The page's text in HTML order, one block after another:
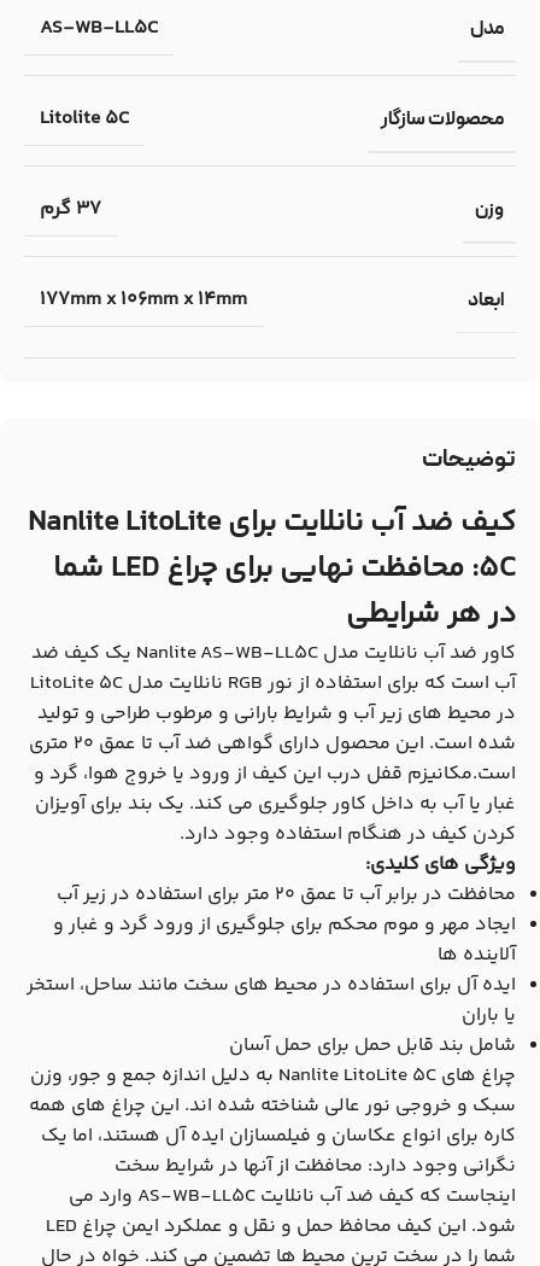
توضیحات
کیف ضد آب نانلایت برای Nanlite LitoLite
5C: محافظت نهایی برای چراغ LED شما
در هر شرایطی
کاور ضد آب نانلایت مدل Nanlite AS-WB-LL5C
یک کیف ضد
در محیط های زیر آب و شرایط بارانی و مرطوب طراحی و تولید
شده است. این محصول دارای گواهی ضد آب تا عمق 20 متری
است.مکانیزم قفل درب این کیف از ورود یا خروج هوا، گرد و
غبار یا آب به داخل کاور جلوگیری می کند. یک بند برای آویزان
کردن کیف در هنگام استفاده وجود دارد.
ویژگی های کلیدی:
محافظت در برابر آب تا عمق 20 متر برای استفاده در زیر آب
ایجاد مهر و موم محکم برای جلوگیری از ورود گرد و غبار و
آلاینده ها
ایده آل برای استفاده در محیط های سخت مانند ساحل، استخر
یا باران
شامل بند قابل حمل برای حمل آسان
چراغ های Nanlite LitoLite 5C به دلیل اندازه جمع و جور، وزن
سبک و خروجی نور عالی شناخته شده اند. این چراغ های همه
کاره برای انواع عکاسان و فیلمسازان ایده آل هستند، اما یک
نگرانی وجود دارد: محافظت از آنها در شرایط سخت
اینجاست که کیف ضد آب نانلایت AS-WB-LL5C وارد می
شود. این کیف محافظ حمل و نقل و عملکرد ایمن چراغ LED
شما را در سخت ترین محیط ها تضمین می کند. خواه در حال
مدل AS-WB-LL5C
محصولات سازگار Litolite 5C
وزن 37 گرم
ابعاد 177mm x 106mm x 14mm